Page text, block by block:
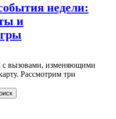
недели:
и
с вызовами, изменяющими
Рассмотрим три